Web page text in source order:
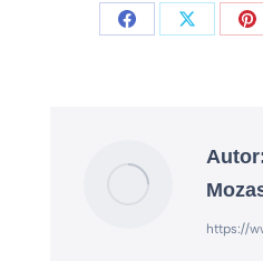
https://